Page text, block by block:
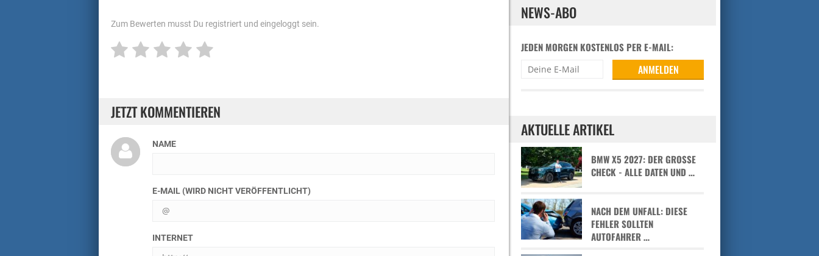
Zum Bewerten musst Du registriert und eingeloggt sein.
JETZT KOMMENTIEREN
NAME
E-MAIL (WIRD NICHT VERÖFFENTLICHT)
INTERNET
NEWS-ABO
JEDEN MORGEN KOSTENLOS PER E-MAIL:
AKTUELLE ARTIKEL
BMW X5 2027: DER GROSSE C
HECK - ALLE DATEN UND …
NACH DEM UNFALL: DIESE
FEHLER SOLLTEN
AUTOFAHRER …